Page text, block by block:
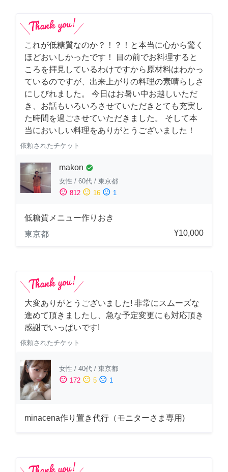
これが低糖質なのか？！？！と本当に心から驚く
ほどおいしかったです！ 目の前でお料理すると
ころを拝見しているわけですから原材料はわかっ
ているのですが、出来上がりの料理の素晴らしさ
にしびれました。 今日はお暑い中お越しいただ
き、お話もいろいろさせていただきとても充実し
た時間を過ごさせていただきました。 そして本
当においしい料理をありがとうございました！
依頼されたチケット
makon check_circle
女性 / 60代 / 東京都
sentiment_satisfied 812 sentiment_neutral 16 sentiment_dissatisfied 1
低糖質メニュー作りおき
東京都
¥10,000
大変ありがとうございました! 非常にスムーズな
進めて頂きましたし、急な予定変更にも対応頂き
感謝でいっぱいです!
依頼されたチケット
女性 / 40代 / 東京都
sentiment_satisfied 172 sentiment_neutral 5 sentiment_dissatisfied 1
minacena作り置き代行（モニターさま専用)